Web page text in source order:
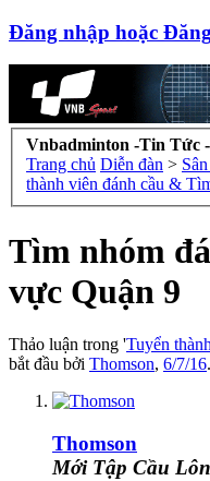
Đăng nhập hoặc
Vnbadminton -Tin Tức
Trang chủ Diễn đàn >
thành viên đánh cầu &
Tìm nhóm
vực Quận 9
Thảo luận trong 'Tuyển
bắt đầu bởi Thomson, 6/7/16.
Thomson
Mới Tập Cầu